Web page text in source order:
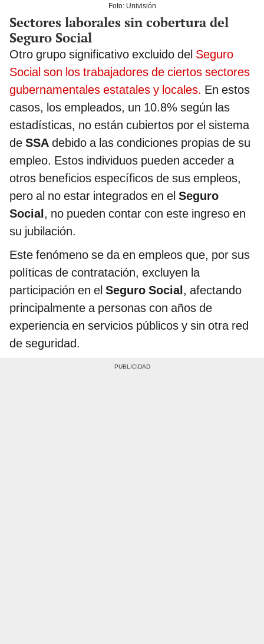
Foto: Univisión
Sectores laborales sin cobertura del
Seguro Social
Otro grupo significativo excluido del Seguro
Social son los trabajadores de ciertos sectores
gubernamentales estatales y locales. En estos
casos, los empleados, un 10.8% según las
estadísticas, no están cubiertos por el sistema
de SSA debido a las condiciones propias de su
empleo. Estos individuos pueden acceder a
otros beneficios específicos de sus empleos,
pero al no estar integrados en el Seguro
Social, no pueden contar con este ingreso en
su jubilación.
Este fenómeno se da en empleos que, por sus
políticas de contratación, excluyen la
participación en el Seguro Social, afectando
principalmente a personas con años de
experiencia en servicios públicos y sin otra red
de seguridad.